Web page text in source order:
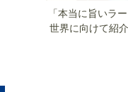
「本当に旨いラ
世界に向けて紹